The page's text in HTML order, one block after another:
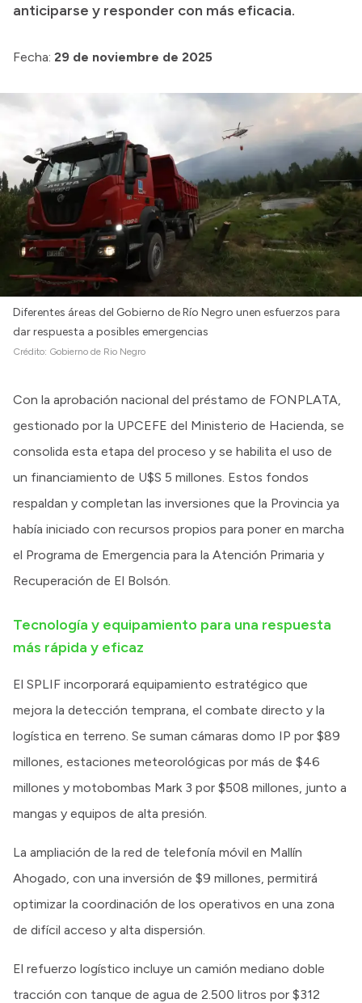
anticiparse y responder con más eficacia.
Fecha: 29 de noviembre de 2025
Diferentes áreas del Gobierno de Río Negro unen esfuerzos para
dar respuesta a posibles emergencias
Crédito: Gobierno de Rio Negro
Con la aprobación nacional del préstamo de FONPLATA,
gestionado por la UPCEFE del Ministerio de Hacienda, se
consolida esta etapa del proceso y se habilita el uso de
un financiamiento de U$S 5 millones. Estos fondos
respaldan y completan las inversiones que la Provincia ya
había iniciado con recursos propios para poner en marcha
el Programa de Emergencia para la Atención Primaria y
Recuperación de El Bolsón.
Tecnología y equipamiento para una respuesta
más rápida y eficaz
El SPLIF incorporará equipamiento estratégico que
mejora la detección temprana, el combate directo y la
logística en terreno. Se suman cámaras domo IP por $89
millones, estaciones meteorológicas por más de $46
millones y motobombas Mark 3 por $508 millones, junto a
mangas y equipos de alta presión.
La ampliación de la red de telefonía móvil en Mallín
Ahogado, con una inversión de $9 millones, permitirá
optimizar la coordinación de los operativos en una zona
de difícil acceso y alta dispersión.
El refuerzo logístico incluye un camión mediano doble
tracción con tanque de agua de 2.500 litros por $312